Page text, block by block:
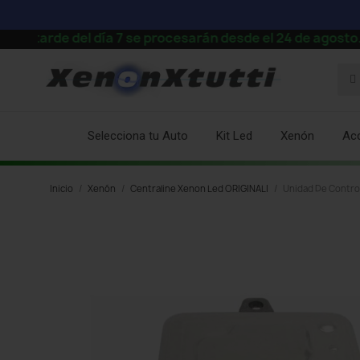
del día 7 se procesarán desde el 24 de agosto.⚡
Selecciona tu Auto Kit Led Xenón
Inicio Xenón Centraline Xenon Led ORIGINALI Unidad De